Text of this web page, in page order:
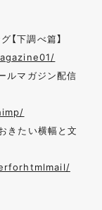
下調べ篇】
ルマガジン配信
きたい横幅と文